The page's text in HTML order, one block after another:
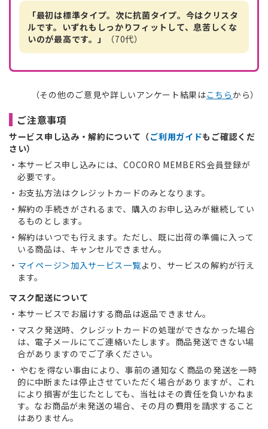
「最初は標準タイプ。次に抗菌タイプ。今はクリスタ
ルです。いずれもしっかりフィットして、息苦しくな
いのが最高です。」
（70代）
（その他のご意見や詳しいアンケート結果はこちらから）
ご注意事項
サービス申し込み・解約について（ご利用ガイドもご確認くだ
さい）
本サービス申し込みには、COCORO MEMBERS会員登録が
必要です。
お支払方法はクレジットカードのみとなります。
解約の手続きがされるまで、購入のお申し込みが継続してい
るものとします。
解約はいつでも行えます。ただし、既に出荷の準備に入って
いる商品は、キャンセルできません。
マイページ＞加入サービス一覧より、サービスの解約が行え
ます。
マスク配送について
本サービスでお届けする商品は返品できません。
マスク発送時、クレジットカードの処理ができなかった場合
は、電子メールにてご連絡いたします。商品発送できない場
合がありますのでご了承ください。
やむを得ない事由により、事前の通知なく商品の発送を一時
的に中断または停止させていただく場合がありますが、これ
により損害が生じたとしても、当社はその責任を負いかねま
す。なお商品が未発送の場合、その月の費用を請求すること
はありません。